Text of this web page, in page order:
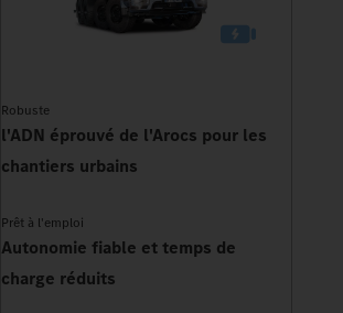
Robuste
l'ADN éprouvé de l'Arocs pour les
chantiers urbains
Prêt à l'emploi
Autonomie fiable et temps de
charge réduits